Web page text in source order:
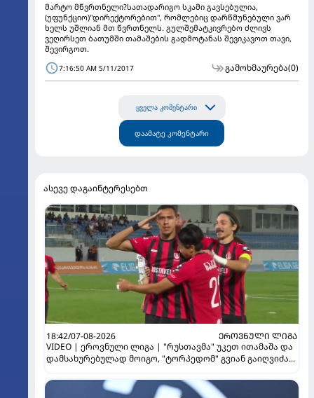
მარტო მწვრთნელი?სათადარიგო სკამი გავსებულია,
(უფუნქციო)"დირექტორებით", რომლებიც დარწმუნებული ვარ
ხელს უშლიან მთ წვრთნელს. გულშემატკივრებო ძლივს
ვეღირსეთ ბათუმში თამაშების გადმოტანას შევიკავოთ თავი,
შევირგოთ.
7:16:50 AM 5/11/2017 გამოხმაურება(0)
ყველა კომენტარი
დაამატე კომენტარი
ასევე დაგაინტერესებთ
18:42/07-08-2026
ᲔᲠᲝᲕᲜᲣᲚᲘ ᲚᲘᲒᲐ
VIDEO | ეროვნული ლიგა | "რუსთავმა" უკეთ ითამაშა და
დამსახურებულად მოიგო, "ტორპედომ" გვიან გაიღვიძა...